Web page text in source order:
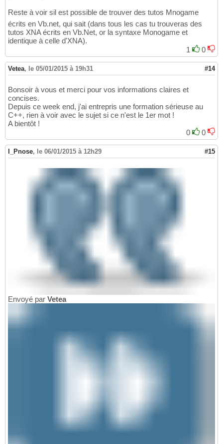
Reste à voir sil est possible de trouver des tutos Mnogame
écrits en Vb.net, qui sait (dans tous les cas tu trouveras des
tutos XNA écrits en Vb.Net, or la syntaxe Monogame et
identique à celle d'XNA).
1
0
Vetea, le 05/01/2015 à 19h31 #14
Bonsoir à vous et merci pour vos informations claires et
concises.
Depuis ce week end, j'ai entrepris une formation sérieuse au
C++, rien à voir avec le sujet si ce n'est le 1er mot !
A bientôt !
0
0
I_Pnose, le 06/01/2015 à 12h29 #15
Envoyé par Vetea